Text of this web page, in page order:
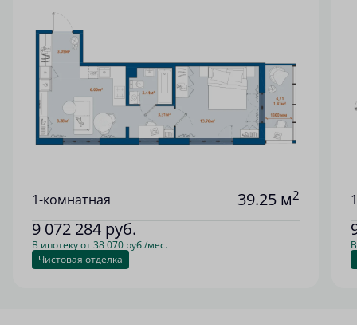
1-комнатная 39.25 м2
9 072 284 руб.
В ипотеку от 38 070 руб./мес.
Чистовая отделка